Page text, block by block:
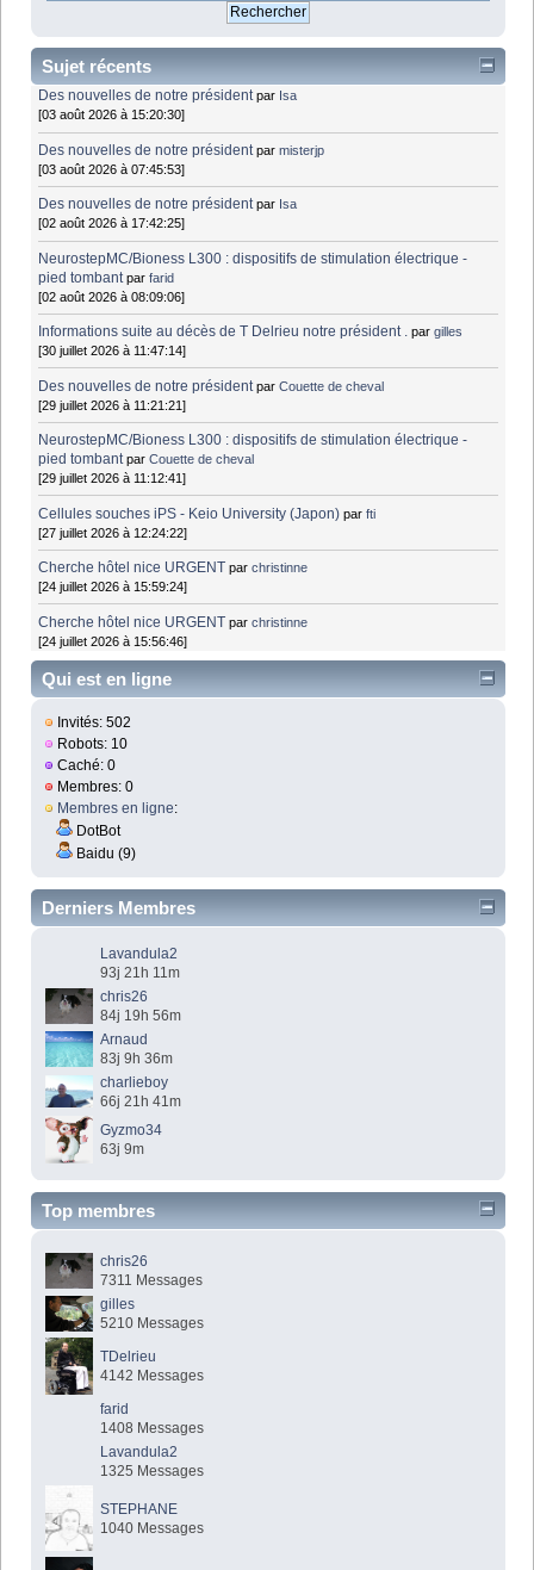
Sujet récents
Des nouvelles de notre président par Isa
[03 août 2026 à 15:20:30]
Des nouvelles de notre président parmisterjp
[03 août 2026 à 07:45:53]
Des nouvelles de notre président par Isa
[02 août 2026 à 17:42:25]
NeurostepMC/Bioness L300 : dispositifs de stimulation électrique -
pied tombant parfarid
[02 août 2026 à 08:09:06]
Informations suite au décès de T Delrieu notre président . pargilles
[30 juillet 2026 à 11:47:14]
Des nouvelles de notre président parCouette de cheval
[29 juillet 2026 à 11:21:21]
NeurostepMC/Bioness L300 : dispositifs de stimulation électrique -
pied tombant parCouette de cheval
[29 juillet 2026 à 11:12:41]
Cellules souches iPS - Keio University (Japon) parfti
[27 juillet 2026 à 12:24:22]
Cherche hôtel nice URGENT parchristinne
[24 juillet 2026 à 15:59:24]
Cherche hôtel nice URGENT parchristinne
[24 juillet 2026 à 15:56:46]
Qui est en ligne
Invités: 502
Robots: 10
Caché: 0
Membres: 0
Membres en ligne:
DotBot
Baidu (9)
Derniers Membres
Lavandula2
93j 21h 11m
chris26
84j 19h 56m
Arnaud
83j 9h 36m
charlieboy
66j 21h 41m
Gyzmo34
63j 9m
Top membres
chris26
7311 Messages
gilles
5210 Messages
TDelrieu
4142 Messages
farid
1408 Messages
Lavandula2
1325 Messages
STEPHANE
1040 Messages